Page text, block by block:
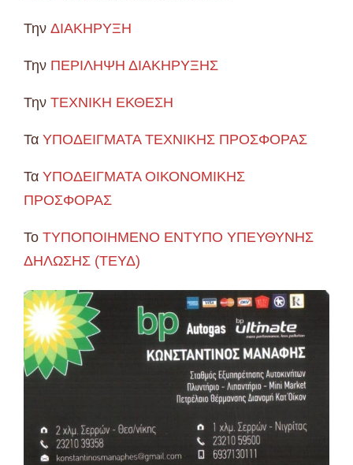
Την ΔΙΑΚΗΡΥΞΗ
Την ΠΕΡΙΛΗΨΗ ΔΙΑΚΗΡΥΞΗΣ
Την ΤΕΧΝΙΚΗ ΕΚΘΕΣΗ
Τα ΥΠΟΔΕΙΓΜΑΤΑ ΤΕΧΝΙΚΗΣ ΠΡΟΣΦΟΡΑΣ
Τα ΥΠΟΔΕΙΓΜΑΤΑ ΟΙΚΟΝΟΜΙΚΗΣ
ΠΡΟΣΦΟΡΑΣ
Το ΤΥΠΟΠΟΙΗΜΕΝΟ ΕΝΤΥΠΟ ΥΠΕΥΘΥΝΗΣ
ΔΗΛΩΣΗΣ (TEΥΔ)